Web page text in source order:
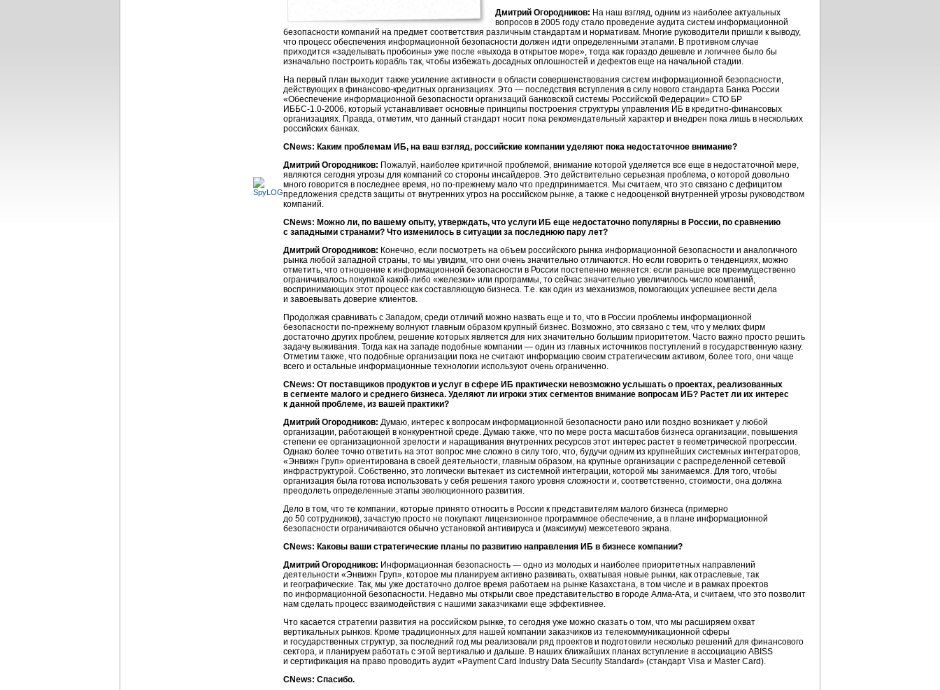
Дмитрий Огородников: На наш взгляд, одним из наиболее актуальных
вопросов в 2005 году стало проведение аудита систем информационной
безопасности компаний на предмет соответствия различным стандартам и нормативам. Многие руководители пришли к выводу,
что процесс обеспечения информационной безопасности должен идти определенными этапами. В противном случае
приходится «заделывать пробоины» уже после «выхода в открытое море», тогда как гораздо дешевле и логичнее было бы
изначально построить корабль так, чтобы избежать досадных оплошностей и дефектов еще на начальной стадии.
На первый план выходит также усиление активности в области совершенствования систем информационной безопасности,
действующих в финансово-кредитных организациях. Это — последствия вступления в силу нового стандарта Банка России
«Обеспечение информационной безопасности организаций банковской системы Российской Федерации» СТО БР
ИББС-1.0-2006, который устанавливает основные принципы построения структуры управления ИБ в кредитно-финансовых
организациях. Правда, отметим, что данный стандарт носит пока рекомендательный характер и внедрен пока лишь в нескольких
российских банках.
CNews: Каким проблемам ИБ, на ваш взгляд, российские компании уделяют пока недостаточное внимание?
Дмитрий Огородников: Пожалуй, наиболее критичной проблемой, внимание которой уделяется все еще в недостаточной мере,
являются сегодня угрозы для компаний со стороны инсайдеров. Это действительно серьезная проблема, о которой довольно
много говорится в последнее время, но по-прежнему мало что предпринимается. Мы считаем, что это связано с дефицитом
предложения средств защиты от внутренних угроз на российском рынке, а также c недооценкой внутренней угрозы руководством
компаний.
CNews: Можно ли, по вашему опыту, утверждать, что услуги ИБ еще недостаточно популярны в России, по сравнению
с западными странами? Что изменилось в ситуации за последнюю пару лет?
Дмитрий Огородников: Конечно, если посмотреть на объем российского рынка информационной безопасности и аналогичного
рынка любой западной страны, то мы увидим, что они очень значительно отличаются. Но если говорить о тенденциях, можно
отметить, что отношение к информационной безопасности в России постепенно меняется: если раньше все преимущественно
ограничивалось покупкой какой-либо «железки» или программы, то сейчас значительно увеличилось число компаний,
воспринимающих этот процесс как составляющую бизнеса. Т.е. как один из механизмов, помогающих успешнее вести дела
и завоевывать доверие клиентов.
Продолжая сравнивать с Западом, среди отличий можно назвать еще и то, что в России проблемы информационной
безопасности по-прежнему волнуют главным образом крупный бизнес. Возможно, это связано с тем, что у мелких фирм
достаточно других проблем, решение которых является для них значительно большим приоритетом. Часто важно просто решить
задачу выживания. Тогда как на западе подобные компании — один из главных источников поступлений в государственную казну.
Отметим также, что подобные организации пока не считают информацию своим стратегическим активом, более того, они чаще
всего и остальные информационные технологии используют очень ограниченно.
CNews: От поставщиков продуктов и услуг в сфере ИБ практически невозможно услышать о проектах, реализованных
в сегменте малого и среднего бизнеса. Уделяют ли игроки этих сегментов внимание вопросам ИБ? Растет ли их интерес
к данной проблеме, из вашей практики?
Дмитрий Огородников: Думаю, интерес к вопросам информационной безопасности рано или поздно возникает у любой
организации, работающей в конкурентной среде. Думаю также, что по мере роста масштабов бизнеса организации, повышения
степени ее организационной зрелости и наращивания внутренних ресурсов этот интерес растет в геометрической прогрессии.
Однако более точно ответить на этот вопрос мне сложно в силу того, что, будучи одним из крупнейших системных интеграторов,
«Энвижн Груп» ориентирована в своей деятельности, главным образом, на крупные организации с распределенной сетевой
инфраструктурой. Собственно, это логически вытекает из системной интеграции, которой мы занимаемся. Для того, чтобы
организация была готова использовать у себя решения такого уровня сложности и, соответственно, стоимости, она должна
преодолеть определенные этапы эволюционного развития.
Дело в том, что те компании, которые принято относить в России к представителям малого бизнеса (примерно
до 50 сотрудников), зачастую просто не покупают лицензионное программное обеспечение, а в плане информационной
безопасности ограничиваются обычно установкой антивируса и (максимум) межсетевого экрана.
CNews: Каковы ваши стратегические планы по развитию направления ИБ в бизнесе компании?
Дмитрий Огородников: Информационная безопасность — одно из молодых и наиболее приоритетных направлений
деятельности «Энвижн Груп», которое мы планируем активно развивать, охватывая новые рынки, как отраслевые, так
и географические. Так, мы уже достаточно долгое время работаем на рынке Казахстана, в том числе и в рамках проектов
по информационной безопасности. Недавно мы открыли свое представительство в городе Алма-Ата, и считаем, что это позволит
нам сделать процесс взаимодействия с нашими заказчиками еще эффективнее.
Что касается стратегии развития на российском рынке, то сегодня уже можно сказать о том, что мы расширяем охват
вертикальных рынков. Кроме традиционных для нашей компании заказчиков из телекоммуникационной сферы
и государственных структур, за последний год мы реализовали ряд проектов и подготовили несколько решений для финансового
сектора, и планируем работать с этой вертикалью и дальше. В наших ближайших планах вступление в ассоциацию ABISS
и сертификация на право проводить аудит «Payment Card Industry Data Security Standard» (стандарт Visa и Master Card).
CNews: Спасибо.